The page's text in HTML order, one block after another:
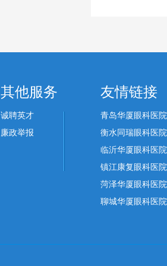
其他服务
诚聘英才
廉政举报
友情链接
青岛华厦眼科医院
衡水同瑞眼科医院
临沂华厦眼科医院
镇江康复眼科医院
菏泽华厦眼科医院
聊城华厦眼科医院